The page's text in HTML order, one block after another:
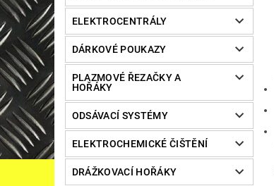
ELEKTROCENTRÁLY
DÁRKOVÉ POUKAZY
PLAZMOVÉ ŘEZAČKY A
HOŘÁKY
ODSÁVACÍ SYSTÉMY
ELEKTROCHEMICKÉ ČIŠTĚNÍ
DRÁŽKOVACÍ HOŘÁKY